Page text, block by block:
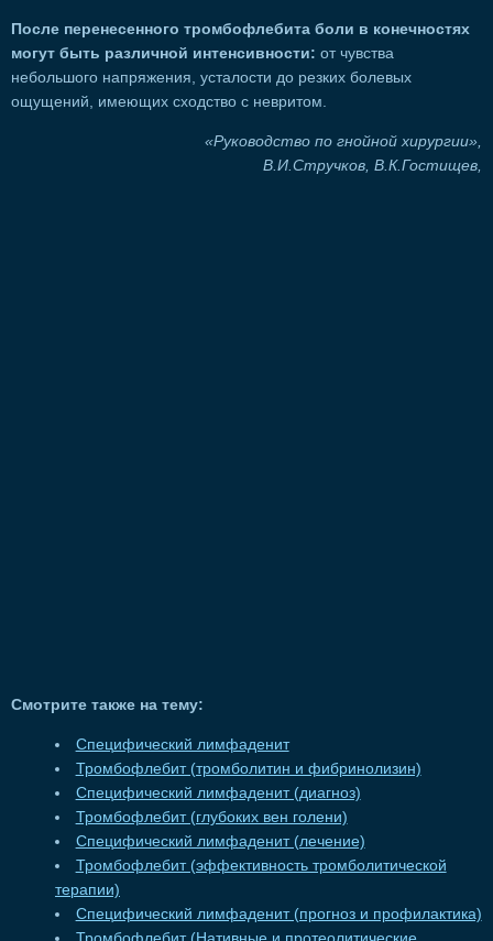
После перенесенного тромбофлебита боли в конечностях
могут быть различной интенсивности: от чувства
небольшого напряжения, усталости до резких болевых
ощущений, имеющих сходство с невритом.
«Руководство по гнойной хирургии»,
В.И.Стручков, В.К.Гостищев,
Смотрите также на тему:
Специфический лимфаденит
Тромбофлебит (тромболитин и фибринолизин)
Специфический лимфаденит (диагноз)
Тромбофлебит (глубоких вен голени)
Специфический лимфаденит (лечение)
Тромбофлебит (эффективность тромболитической
терапии)
Специфический лимфаденит (прогноз и профилактика)